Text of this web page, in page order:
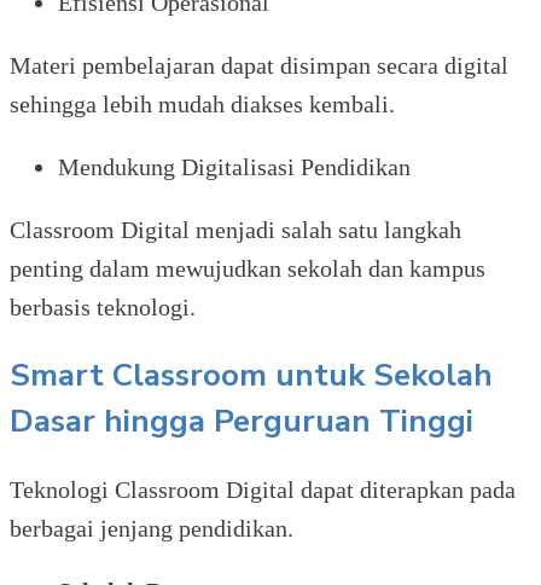
Materi pembelajaran dapat disimpan secara digital
sehingga lebih mudah diakses kembali.
Mendukung Digitalisasi Pendidikan
Classroom Digital menjadi salah satu langkah
penting dalam mewujudkan sekolah dan kampus
berbasis teknologi.
Smart Classroom untuk Sekolah
Dasar hingga Perguruan Tinggi
Teknologi Classroom Digital dapat diterapkan pada
berbagai jenjang pendidikan.